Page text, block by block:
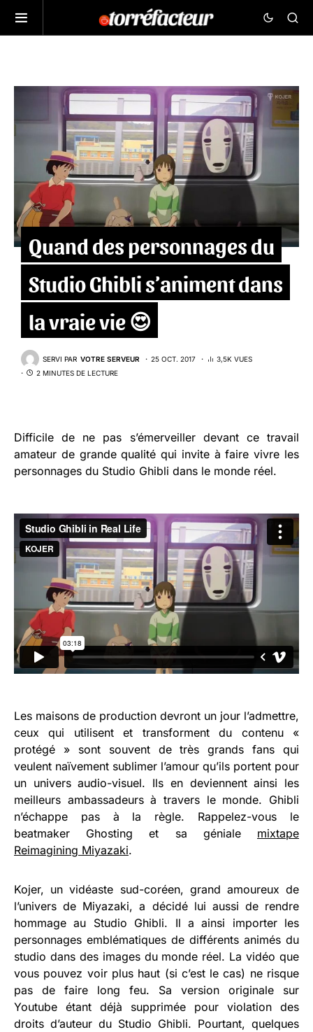
Quand des personnages du
Studio Ghibli s’animent dans
la vraie vie 😍
SERVI PAR VOTRE SERVEUR 25 OCT. 2017
3,5K VUES
2 MINUTES DE LECTURE
Difficile de ne pas s’émerveiller devant ce travail
amateur de grande qualité qui invite à faire vivre les
personnages du Studio Ghibli dans le monde réel.
Les maisons de production devront un jour l’admettre,
ceux qui utilisent et transforment du contenu «
protégé » sont souvent de très grands fans qui
veulent naïvement sublimer l’amour qu’ils portent pour
un univers audio-visuel. Ils en deviennent ainsi les
meilleurs ambassadeurs à travers le monde. Ghibli
n’échappe pas à la règle. Rappelez-vous le
beatmaker Ghosting et sa géniale mixtape
Reimagining Miyazaki.
Kojer, un vidéaste sud-coréen, grand amoureux de
l’univers de Miyazaki, a décidé lui aussi de rendre
hommage au Studio Ghibli. Il a ainsi importer les
personnages emblématiques de différents animés du
studio dans des images du monde réel. La vidéo que
vous pouvez voir plus haut (si c’est le cas) ne risque
pas de faire long feu. Sa version originale sur
Youtube étant déjà supprimée pour violation des
droits d’auteur du Studio Ghibli. Pourtant, quelques